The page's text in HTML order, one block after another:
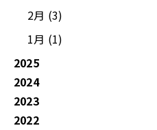
2月 (3)
1月 (1)
2025
2024
2023
2022